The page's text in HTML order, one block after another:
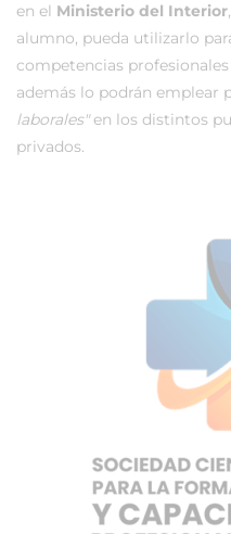
en el Ministerio del Interior
alumno, pueda utilizarlo
competencias
además lo podrán emplear
laborales"en los distintos
privados.